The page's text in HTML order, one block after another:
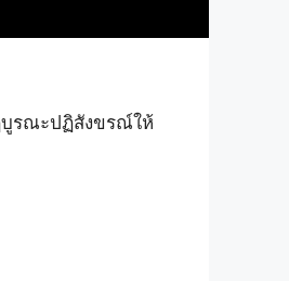
รณะปฏิสังขรณ์ให้